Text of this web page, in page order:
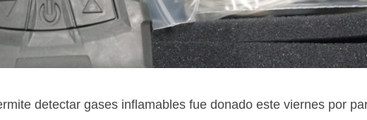
detectar gases inflamables fue donado este viernes por